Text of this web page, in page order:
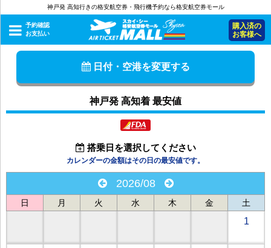
神戸発 高知行きの格安航空券・飛行機予約なら格安航空券モール
予約確認
お支払い
購入済の
お客様へ
日付・空港を変更する
神戸発 高知着 最安値
搭乗日を選択してください
カレンダーの金額はその日の最安値です。
2026/08
日 月 火 水 木 金 土
1